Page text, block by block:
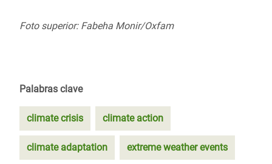
Foto superior: Fabeha Monir/Oxfam
Palabras clave
climate crisis climate action
climate adaptation extreme weather events